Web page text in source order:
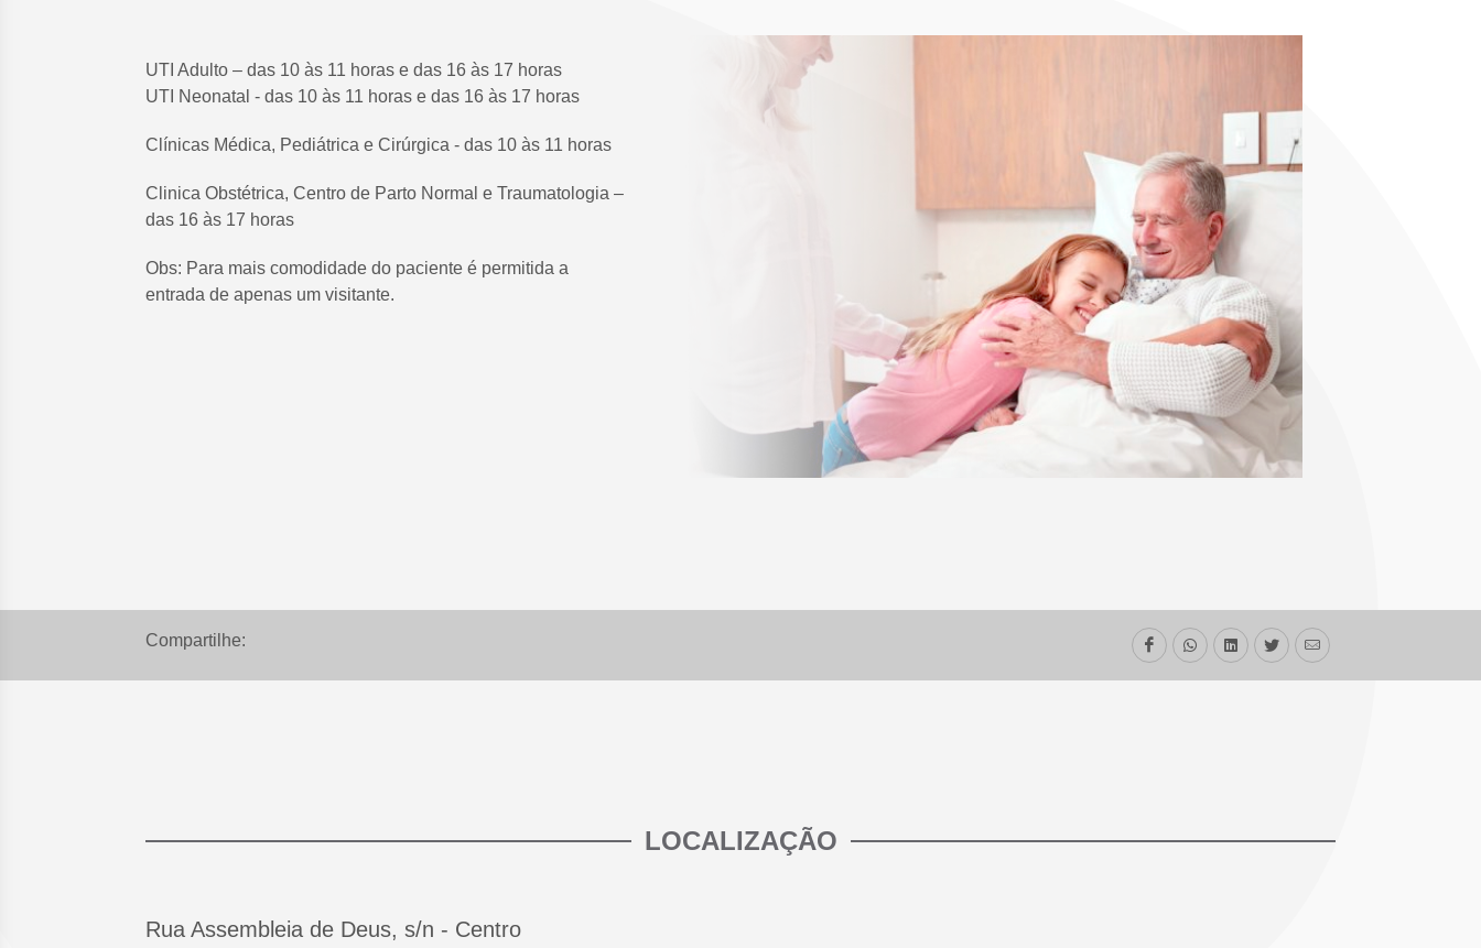
UTI Adulto – das 10 às 11 horas e das 16 às 17 horas
UTI Neonatal - das 10 às 11 horas e das 16 às 17 horas
Clínicas Médica, Pediátrica e Cirúrgica - das 10 às 11 horas
Clinica Obstétrica, Centro de Parto Normal e Traumatologia –
das 16 às 17 horas
Obs: Para mais comodidade do paciente é permitida a
entrada de apenas um visitante.
Compartilhe:
LOCALIZAÇÃO
Rua Assembleia de Deus, s/n - Centro